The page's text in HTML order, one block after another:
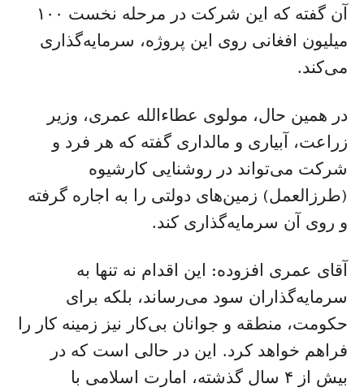
آن گفته که این شرکت در مرحله نخست ۱۰۰
میلیون افغانی روی این پروژه، سرمایه‌گذاری
می‌کند.
در همین حال، مولوی عطاءالله عمری، وزیر
زراعت، آبیاری و مالداری گفته که هر فرد و
شرکت می‌تواند در روشنایی کارشیوه
(طرزالعمل) زمین‌های دولتی را به اجاره گرفته
و روی آن سرمایه‌گذاری کند.
آقای عمری افزوده: این اقدام نه تنها به
سرمایه‌گذاران سود می‌رساند، بلکه برای
حکومت، منطقه و جوانان بی‌کار نیز زمینه کار را
فراهم خواهد کرد. این در حالی است که در
بیش از ۴ سال گذشته، امارت اسلامی با